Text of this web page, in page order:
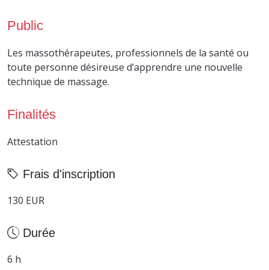
Public
Les massothérapeutes, professionnels de la santé ou
toute personne désireuse d’apprendre une nouvelle
technique de massage.
Finalités
Attestation
Frais d'inscription
130 EUR
Durée
6 h